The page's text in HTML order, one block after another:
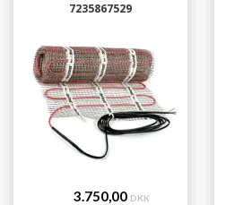
7235867529
3.750,00 DKK